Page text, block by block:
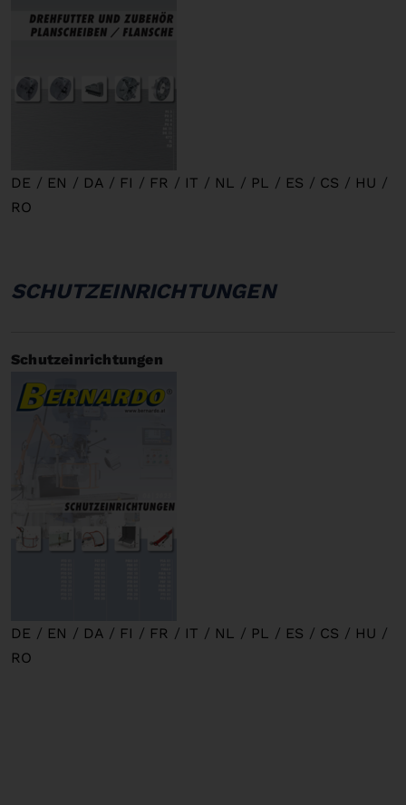
DE / EN / DA / FI / FR / IT / NL / PL / ES / CS / HU /
RO
SCHUTZEINRICHTUNGEN
Schutzeinrichtungen
DE / EN / DA / FI / FR / IT / NL / PL / ES / CS / HU /
RO